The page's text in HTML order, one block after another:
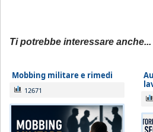
Ti potrebbe interessare anche...
Mobbing militare e rimedi
12671